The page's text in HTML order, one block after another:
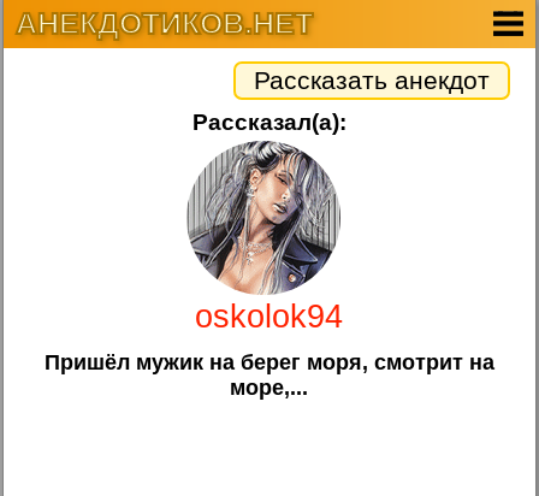
АНЕКДОТИКОВ.НЕТ
Рассказать анекдот
Рассказал(а):
oskolok94
Пришёл мужик на берег моря, смотрит на
море,...